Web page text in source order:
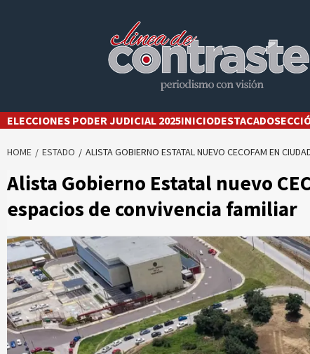
ELECCIONES PODER JUDICIAL 2025INICIODESTACADO
HOME ESTADO ALISTA GOBIERNO ESTATAL NUEVO CECOFAM EN
Alista Gobierno Estatal nuevo
espacios de convivencia familiar